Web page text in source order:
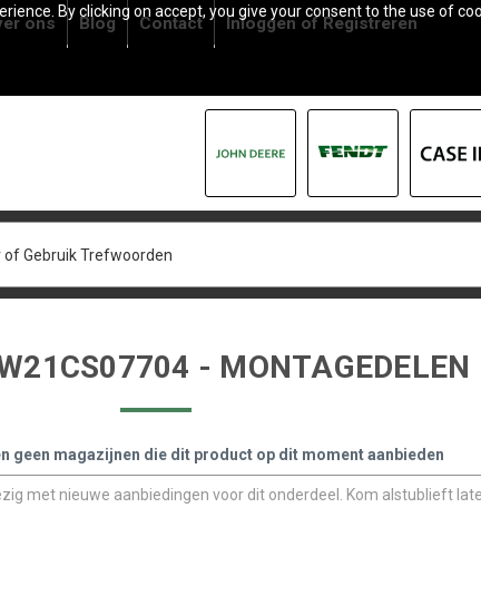
By clicking on accept, you give your consent to the use of
ons Blog Contact InloggenofRegistreren
- MONTAGEDELEN
geen magazijnen die dit product op dit moment aanbieden
met nieuwe aanbiedingen voor dit onderdeel. Kom alstublieft